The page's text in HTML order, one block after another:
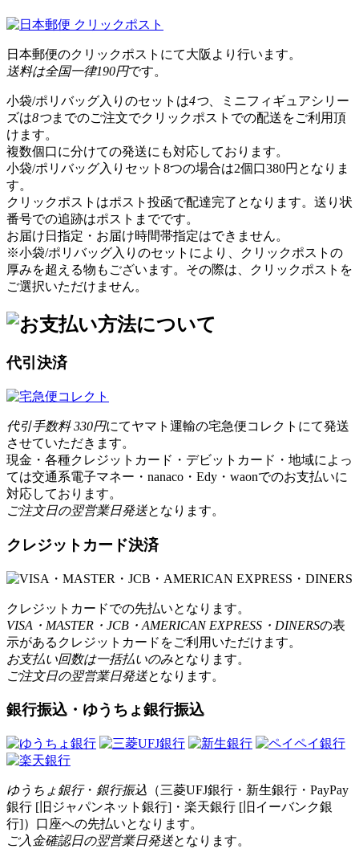
日本郵便のクリックポストにて大阪より行います。
送料は全国一律190円です。
小袋/ポリバッグ入りのセットは4つ 、ミニフィギュアシリー
ズは8つまでのご注文でクリックポストでの配送をご利用頂
けます。
複数個口に分けての発送にも対応しております。
小袋/ポリバッグ入りセット8つの場合は2個口380円となりま
す。
クリックポストはポスト投函で配達完了となります。送り状
番号での追跡はポストまでです。
お届け日指定・お届け時間帯指定はできません。
※小袋/ポリバッグ入りのセットにより、クリックポストの
厚みを超える物もございます。その際は、クリックポストを
ご選択いただけません。
代引決済
代引手数料 330円にてヤマト運輸の宅急便コレクトにて発送
させていただきます。
現金・各種クレジットカード・デビットカード・地域によっ
ては交通系電子マネー・nanaco・Edy・waonでのお支払いに
対応しております。
ご注文日の翌営業日発送となります。
クレジットカード決済
クレジットカードでの先払いとなります。
VISA・MASTER・JCB・AMERICAN EXPRESS・DINERSの表
示があるクレジットカードをご利用いただけます。
お支払い回数は一括払いのみとなります。
ご注文日の翌営業日発送となります。
銀行振込・ゆうちょ銀行振込
ゆうちょ銀行・ 銀行振込 （三菱UFJ銀行・新生銀行・PayPay
銀行 [旧ジャパンネット銀行]・楽天銀行 [旧イーバンク銀
行]）口座への先払いとなります。
ご入金確認日の翌営業日発送となります。